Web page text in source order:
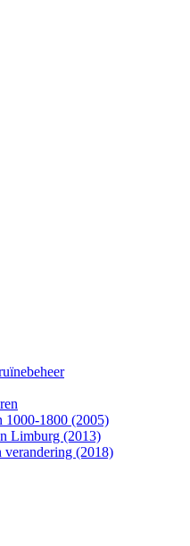
1000-1800 (2005)
Limburg (2013)
verandering (2018)